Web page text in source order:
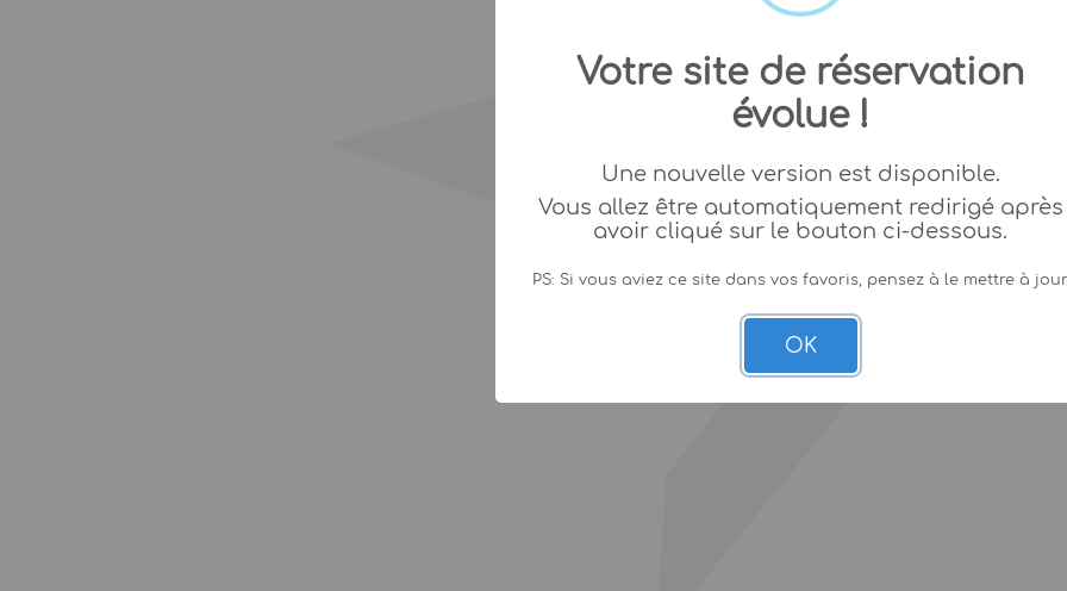
Votre site de réservation
évolue !
Une nouvelle version est disponible.
Vous allez être automatiquement redirigé après
avoir cliqué sur le bouton ci-dessous.
PS: Si vous aviez ce site dans vos favoris, pensez à le mettre à
OK